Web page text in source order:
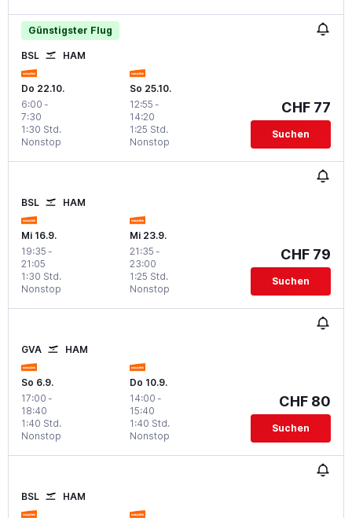
Günstigster Flug
BSL HAM
Do 22.10.
6:00 -
7:30
Nonstop
1:30 Std.
So 25.10.
12:55 -
14:20
Nonstop
1:25 Std.
CHF 77
Suchen
BSL HAM
Mi 16.9.
19:35 -
21:05
Nonstop
1:30 Std.
Mi 23.9.
21:35 -
23:00
Nonstop
1:25 Std.
CHF 79
Suchen
GVA HAM
So 6.9.
17:00 -
18:40
Nonstop
1:40 Std.
Do 10.9.
14:00 -
15:40
Nonstop
1:40 Std.
CHF 80
Suchen
BSL HAM